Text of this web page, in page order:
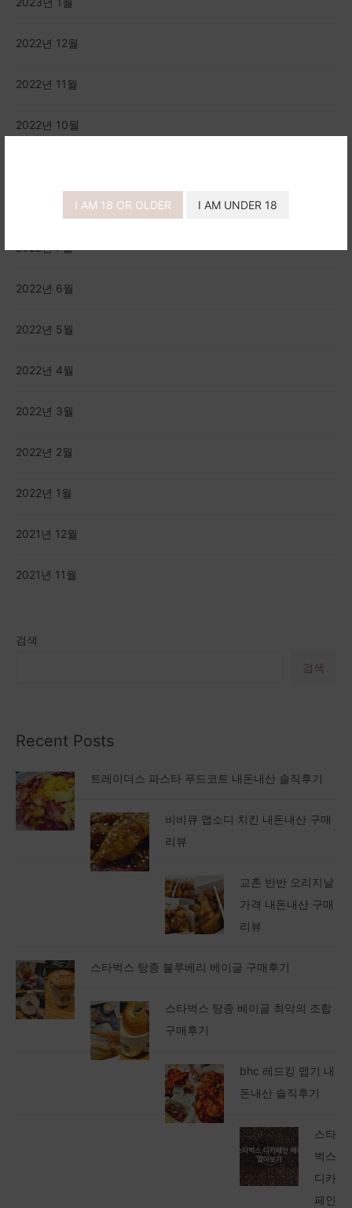
I AM 18 OR OLDER I AM UNDER 18
검색
검색
Recent Posts
트레이더스 파스타 푸드코트 내돈내산 솔직후기
비비큐 맵소디 치킨 내돈내산 구매
리뷰
교촌 반반 오리지날
가격 내돈내산 구매
리뷰
스타벅스 탕종 블루베리 베이글 구매후기
스타벅스 탕종 베이글 최악의 조합
구매후기
bhc 레드킹 맵기 내
돈내산 솔직후기
스타
벅스
디카
페인
2022년 12월
2022년 11월
2022년 10월
2022년 7월
2022년 6월
2022년 5월
2022년 4월
2022년 3월
2022년 2월
2022년 1월
2021년 12월
2021년 11월